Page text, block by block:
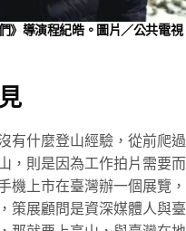
》導演程紀皓。圖片／公共電視
有什麼登山經驗，從前爬
，則是因為工作拍片需要
機上市在臺灣辦一個展覽
策展顧問是資深媒體人與